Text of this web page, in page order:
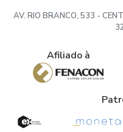
AV. RIO BRANCO, 533 -
Afiliado à